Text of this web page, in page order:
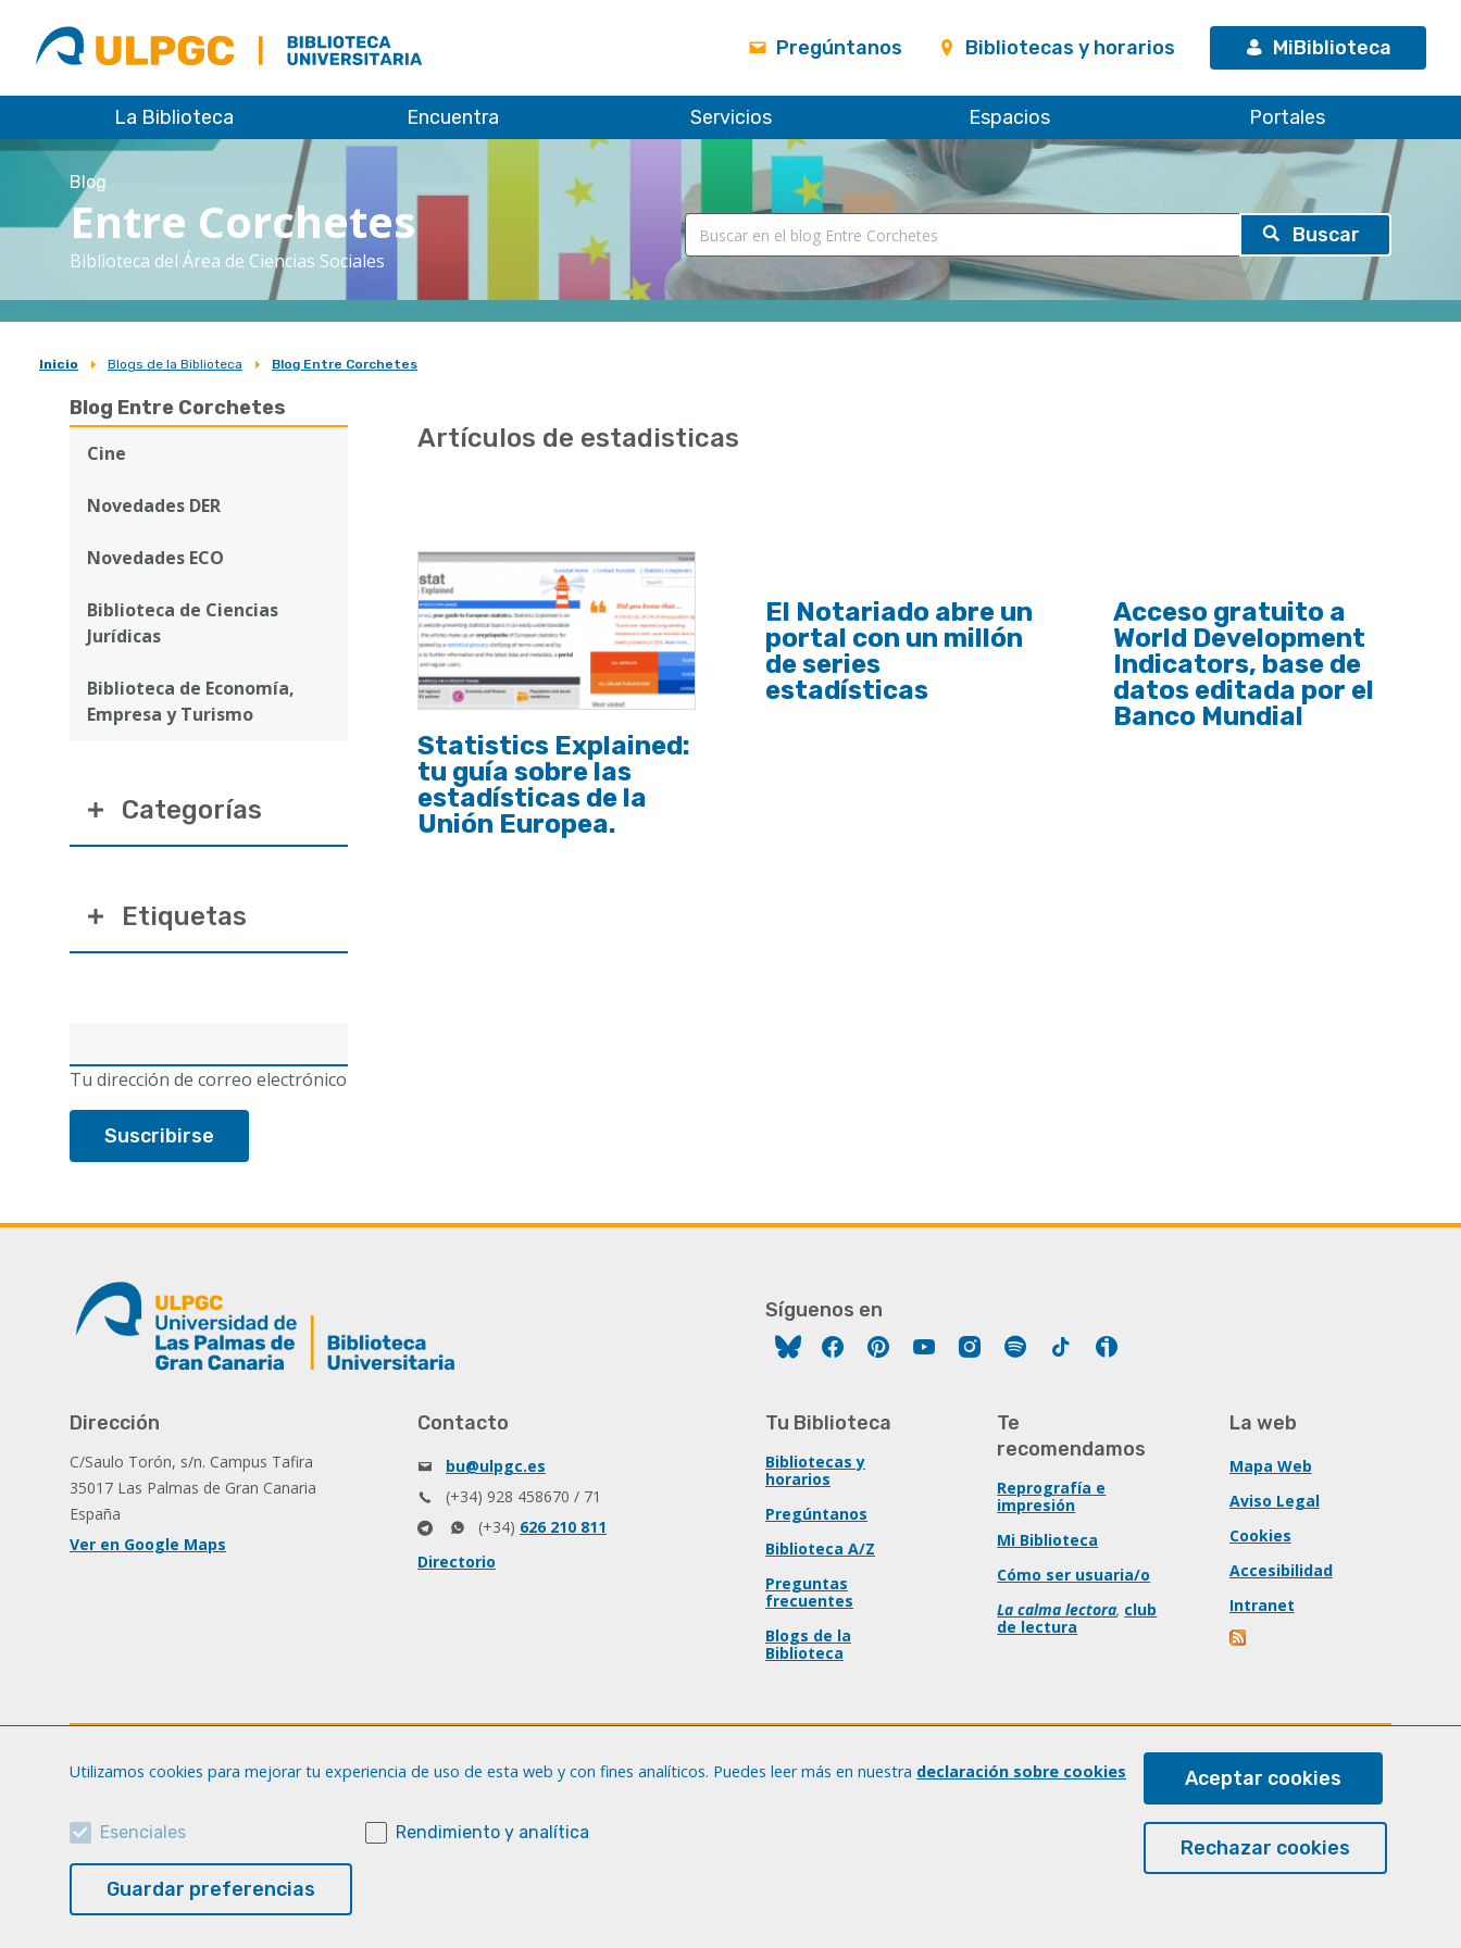
ULPGC
Biblioteca
ULPGC
Pregúntanos Bibliotecas y horarios MiBiblioteca
La Biblioteca Encuentra Servicios Espacios Portales
Blog
Entre Corchetes
Biblioteca del Área de Ciencias Sociales
Sobrescribir
enlaces
ayuda
navegación
Inicio Blogs de la Biblioteca Blog Entre Corchetes
Blog Entre Corchetes
Cine
Novedades DER
Novedades ECO
Biblioteca de Ciencias
Jurídicas
Biblioteca de Economía,
Empresa y Turismo
electrónico
Tu dirección de correo electrónico
Categorías
Etiquetas
Artículos de estadisticas
Statistics Explained:
tu guía sobre las
estadísticas de la
Unión Europea.
El Notariado abre un
portal con un millón
de series
estadísticas
Acceso gratuito a
World Development
Indicators, base de
datos editada por el
Banco Mundial
Síguenos en
FacebookPinterestYouTubeInstagram
Spotify Tiktok
Dirección
C/Saulo Torón, s/n. Campus Tafira
35017 Las Palmas de Gran Canaria
España
Ver en Google Maps
Contacto
bu@ulpgc.es
(+34) 928 458670 / 71
(+34) 626 210 811
Directorio
Tu Biblioteca
Bibliotecas y
horarios
Pregúntanos
Biblioteca A/Z
Preguntas
frecuentes
Blogs de la
Biblioteca
Te
recomendamos
Reprografía e
impresión
Mi Biblioteca
Cómo ser usuaria/o
La calma lectora, club
de lectura
La web
Mapa Web
Aviso Legal
Cookies
Accesibilidad
Intranet
Utilizamos cookies para mejorar tu experiencia de uso de esta web y con fines analíticos. Puedes leer más en nuestra declaración sobre cookies
Esenciales Rendimiento y analítica
Guardar preferencias
Aceptar cookies
Rechazar cookies